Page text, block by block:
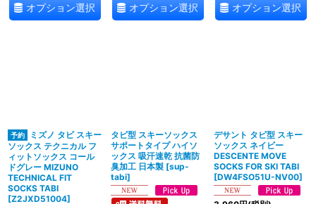
オプション選択 オプション選択 オプション選択
ミズノ タビ スキー
ソックス テクニカル フ
ィットソックス コール
ドグレー MIZUNO
TECHNICAL FIT
SOCKS TABI
[Z2JXD51004]
タビ型 スキーソックス
サポートタイプ ハイソ
ックス 吸汗速乾 抗菌防
臭加工 日本製 [sup-
tabi]
デサント タビ型 スキー
ソックス ネイビー
DESCENTE MOVE
SOCKS FOR SKI TABI
[DW4FSO51U-NV00]